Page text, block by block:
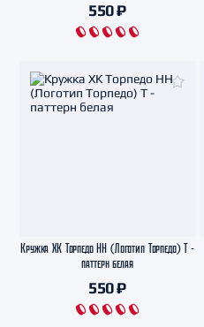
550 ₽
Кружка ХК Торпедо НН (Логотип Торпедо) Т -
паттерн белая
550 ₽